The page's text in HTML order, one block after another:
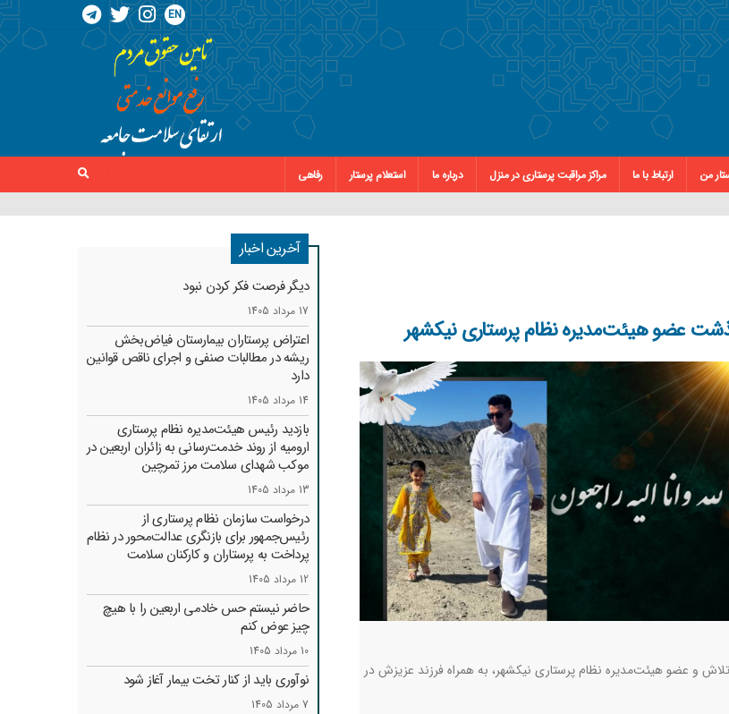
EN
من ارتباط با ما مراکز مراقبت پرستاری در منزل درباره ما استعلام پرستار
رفاهی
عضو هیئت‌مدیره‌ نظام پرستاری نیکشهر
و عضو هیئت‌مدیره نظام پرستاری نیکشهر، به همراه فرزند عزیزش در
آخرین اخبار
دیگر فرصت فکر کردن نبود
17 مرداد 1405
اعتراض پرستاران بیمارستان فیاض‌بخش
ریشه در مطالبات صنفی و اجرای ناقص قوانین
دارد
14 مرداد 1405
بازدید رئیس هیئت‌مدیره نظام پرستاری
ارومیه از روند خدمت‌رسانی به زائران اربعین در
موکب شهدای سلامت مرز تمرچین
13 مرداد 1405
درخواست سازمان نظام پرستاری از
رئیس‌جمهور برای بازنگری عدالت‌محور در نظام
پرداخت به پرستاران و کارکنان سلامت
12 مرداد 1405
حاضر نیستم حس خادمی اربعین را با هیچ
چیز عوض کنم
10 مرداد 1405
نوآوری باید از کنار تخت بیمار آغاز شود
7 مرداد 1405